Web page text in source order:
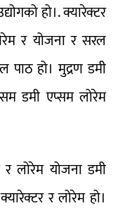
हो।. क्यारेक्टर
र योजना र सरल
पाठ हो। मुद्रण डमी
डमी एप्सम लोरेम
लोरेम योजना डमी
र लोरेम हो।